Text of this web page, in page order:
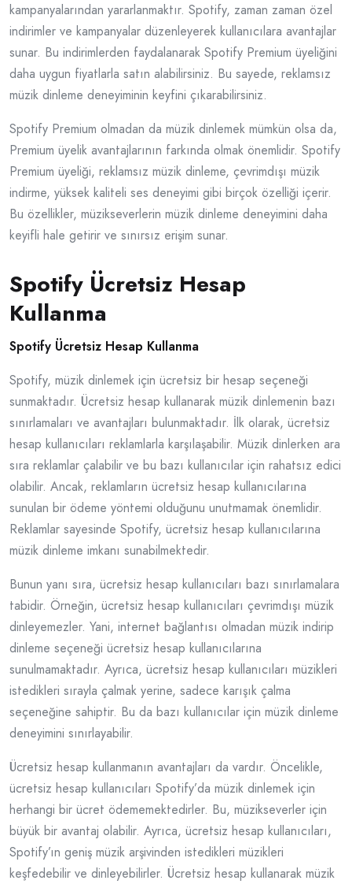
kampanyalarından yararlanmaktır. Spotify, zaman zaman özel
indirimler ve kampanyalar düzenleyerek kullanıcılara avantajlar
sunar. Bu indirimlerden faydalanarak Spotify Premium üyeliğini
daha uygun fiyatlarla satın alabilirsiniz. Bu sayede, reklamsız
müzik dinleme deneyiminin keyfini çıkarabilirsiniz.
Spotify Premium olmadan da müzik dinlemek mümkün olsa da,
Premium üyelik avantajlarının farkında olmak önemlidir. Spotify
Premium üyeliği, reklamsız müzik dinleme, çevrimdışı müzik
indirme, yüksek kaliteli ses deneyimi gibi birçok özelliği içerir.
Bu özellikler, müzikseverlerin müzik dinleme deneyimini daha
keyifli hale getirir ve sınırsız erişim sunar.
Spotify Ücretsiz Hesap
Kullanma
Spotify Ücretsiz Hesap Kullanma
Spotify, müzik dinlemek için ücretsiz bir hesap seçeneği
sunmaktadır. Ücretsiz hesap kullanarak müzik dinlemenin bazı
sınırlamaları ve avantajları bulunmaktadır. İlk olarak, ücretsiz
hesap kullanıcıları reklamlarla karşılaşabilir. Müzik dinlerken ara
sıra reklamlar çalabilir ve bu bazı kullanıcılar için rahatsız edici
olabilir. Ancak, reklamların ücretsiz hesap kullanıcılarına
sunulan bir ödeme yöntemi olduğunu unutmamak önemlidir.
Reklamlar sayesinde Spotify, ücretsiz hesap kullanıcılarına
müzik dinleme imkanı sunabilmektedir.
Bunun yanı sıra, ücretsiz hesap kullanıcıları bazı sınırlamalara
tabidir. Örneğin, ücretsiz hesap kullanıcıları çevrimdışı müzik
dinleyemezler. Yani, internet bağlantısı olmadan müzik indirip
dinleme seçeneği ücretsiz hesap kullanıcılarına
sunulmamaktadır. Ayrıca, ücretsiz hesap kullanıcıları müzikleri
istedikleri sırayla çalmak yerine, sadece karışık çalma
seçeneğine sahiptir. Bu da bazı kullanıcılar için müzik dinleme
deneyimini sınırlayabilir.
Ücretsiz hesap kullanmanın avantajları da vardır. Öncelikle,
ücretsiz hesap kullanıcıları Spotify’da müzik dinlemek için
herhangi bir ücret ödememektedirler. Bu, müzikseverler için
büyük bir avantaj olabilir. Ayrıca, ücretsiz hesap kullanıcıları,
Spotify’ın geniş müzik arşivinden istedikleri müzikleri
keşfedebilir ve dinleyebilirler. Ücretsiz hesap kullanarak müzik